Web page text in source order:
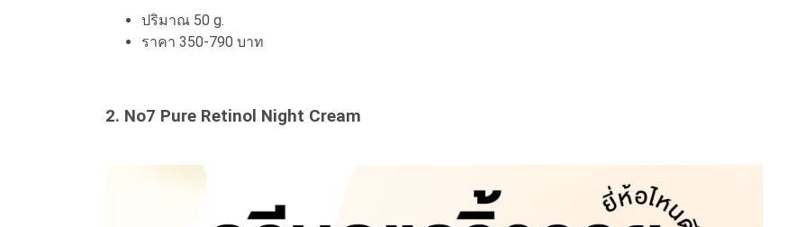
ปริมาณ 50 g.
ราคา 350-790 บาท
2. No7 Pure Retinol Night Cream